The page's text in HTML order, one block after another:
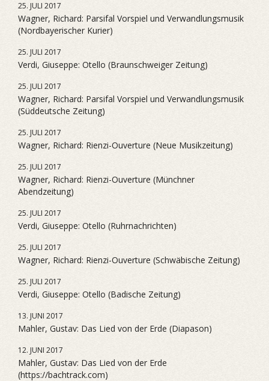
25. JULI 2017
Wagner, Richard: Parsifal Vorspiel und Verwandlungsmusik
(Nordbayerischer Kurier)
25. JULI 2017
Verdi, Giuseppe: Otello (Braunschweiger Zeitung)
25. JULI 2017
Wagner, Richard: Parsifal Vorspiel und Verwandlungsmusik
(Süddeutsche Zeitung)
25. JULI 2017
Wagner, Richard: Rienzi-Ouverture (Neue Musikzeitung)
25. JULI 2017
Wagner, Richard: Rienzi-Ouverture (Münchner
Abendzeitung)
25. JULI 2017
Verdi, Giuseppe: Otello (Ruhrnachrichten)
25. JULI 2017
Wagner, Richard: Rienzi-Ouverture (Schwäbische Zeitung)
25. JULI 2017
Verdi, Giuseppe: Otello (Badische Zeitung)
13. JUNI 2017
Mahler, Gustav: Das Lied von der Erde (Diapason)
12. JUNI 2017
Mahler, Gustav: Das Lied von der Erde
(https://bachtrack.com)